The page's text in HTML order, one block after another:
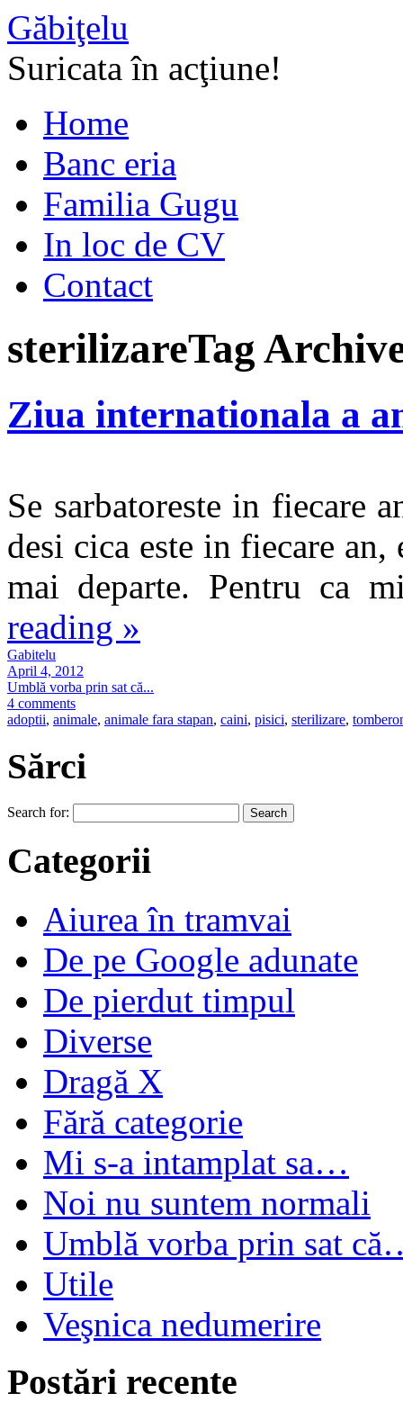
Găbiţelu
Suricata în acţiune!
Home
Banc eria
Familia Gugu
In loc de CV
Contact
sterilizareTag
Ziua internationala a
Se sarbatoreste in fiecare
desi cica este in fiecare
mai departe. Pentru ca
reading »
Gabitelu
April 4, 2012
Umblă vorba prin sat că...
4 comments
adoptii, animale, animale fara stapan, caini, pisici, sterilizare,
Sărci
Search for:
Categorii
Aiurea în tramvai
De pe Google adunate
De pierdut timpul
Diverse
Dragă X
Fără categorie
Mi s-a intamplat sa…
Noi nu suntem normali
Umblă vorba prin sat
Utile
Veşnica nedumerire
Postări recente